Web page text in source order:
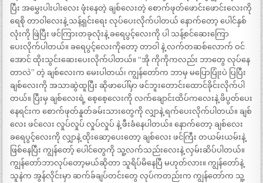
ပြီး အမွှေးပါးပါးလေး ဖုံးနေတဲ့ ချစ်လေးတဲ့ စောက်ဖုတ်ဖောင်းဖောင်းလေးကို
ရေစို တာဝါလေးနဲ့ သန့်ရှင်းရေး လုပ်ပေးလိုက်ပါတယ် နောက်တော့ ပေါင်နှစ်
လုံးကို ဖြဲပြီး ဖင်ကြားတခုလုံးနဲ့ ခရေပွင့်လေးကို ပါ သန့်စင်ဆေးကြော
ပေးလိုက်ပါတယ်။ ခရေပွင့်လေးကိုတော့ တာဝါ နဲ့ လက်တဆစ်လောက် ဝင်
အောင် ထိုးသွင်းဆေးပေးလိုက်ပါတယ်။ “အို ကိုကိုကလည်း ဘာတွေ လုပ်နေ
တာလဲ” တဲ့ ချစ်လေးက မေးပါတယ်၊ ကျွန်တော်က ဘာမှ မပြောပြုံးပဲ ပြပြီး
ချစ်လေးကို အသာဆွဲထူပြီး ဆိုဖာပေါ်မှာ ဖင်ဘူးတောင်းထောင်ခိုင်းလိုက်ပါ
တယ်။ ပြီးမှ ချစ်လေးရဲ့ စေ့စေ့လေးကို လက်ချောင်းထိပ်ကလေးနဲ့ ဖိပွတ်ပေး
နေရင်းက စောက်ဖုတ်နူတ်ခမ်းသားတွေကို လျှာနဲ့ ရက်ပေးလိုက်ပါတယ်။ ချစ်
လေး ဖင်လေး လှုပ်လှုပ် လှုပ်လှုပ် နဲ့ ဖီးခံနေပါတယ်။ နောက်တော့ ချစ်လေး
ခရေပွင့်လေးကို လျှာနဲ့ ထိုးဆော့ပေးတော့ ချစ်လေး ဖင်ကြီး တယမ်းယမ်းနဲ့
ဖြစ်နေပြီး ကျွန်တော့် ပေါင်တွေကို သူ့လက်သည်းလေးနဲ့ လှမ်းဆိပ်ပါတယ်။
ကျွန်တော်ဘာလုပ်တော့မယ်ဆိုတာ သူရိပ်မိနေပြီ မဟုတ်လား။ ကျွန်တော်နဲ့
သူနဲက အွန်လိုင်းမှာ ဆက်ခ်ချပ်တင်းတွေ လုပ်ကတည်းက ကျွန်တော်က သူ့